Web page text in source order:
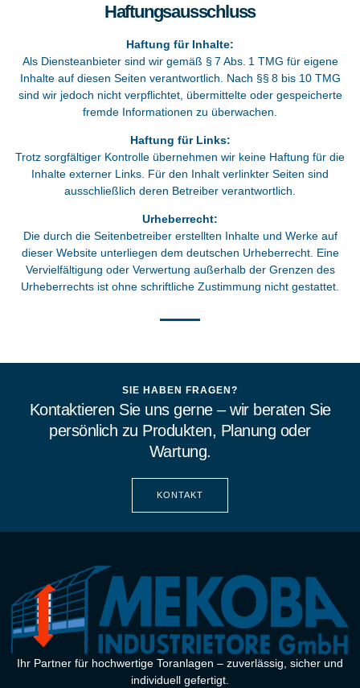
Haftungsausschluss
Haftung für Inhalte:
Als Diensteanbieter sind wir gemäß § 7 Abs. 1 TMG für eigene
Inhalte auf diesen Seiten verantwortlich. Nach §§ 8 bis 10 TMG
sind wir jedoch nicht verpflichtet, übermittelte oder gespeicherte
fremde Informationen zu überwachen.
Haftung für Links:
Trotz sorgfältiger Kontrolle übernehmen wir keine Haftung für die
Inhalte externer Links. Für den Inhalt verlinkter Seiten sind
ausschließlich deren Betreiber verantwortlich.
Urheberrecht:
Die durch die Seitenbetreiber erstellten Inhalte und Werke auf
dieser Website unterliegen dem deutschen Urheberrecht. Eine
Vervielfältigung oder Verwertung außerhalb der Grenzen des
Urheberrechts ist ohne schriftliche Zustimmung nicht gestattet.
SIE HABEN FRAGEN?
Kontaktieren Sie uns gerne – wir beraten Sie
persönlich zu Produkten, Planung oder
Wartung.
KONTAKT
Ihr Partner für hochwertige Toranlagen – zuverlässig, sicher und
individuell gefertigt.